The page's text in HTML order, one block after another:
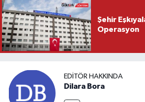
Şehir
Operasyon
EDITÖR HAKKINDA
Dilara Bora